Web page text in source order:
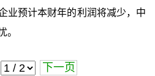
业预计本财年的利润将减少，中
。
下一页